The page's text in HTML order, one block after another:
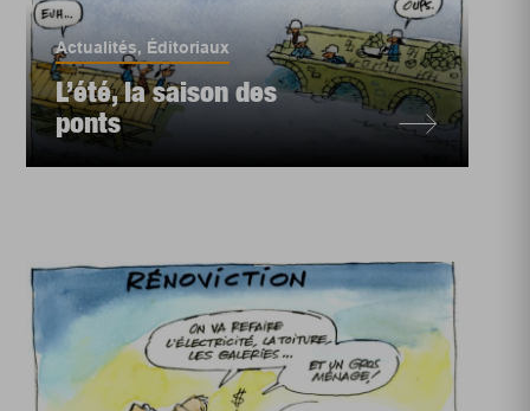
Actualités, Éditoriaux
L’été, la saison des
ponts